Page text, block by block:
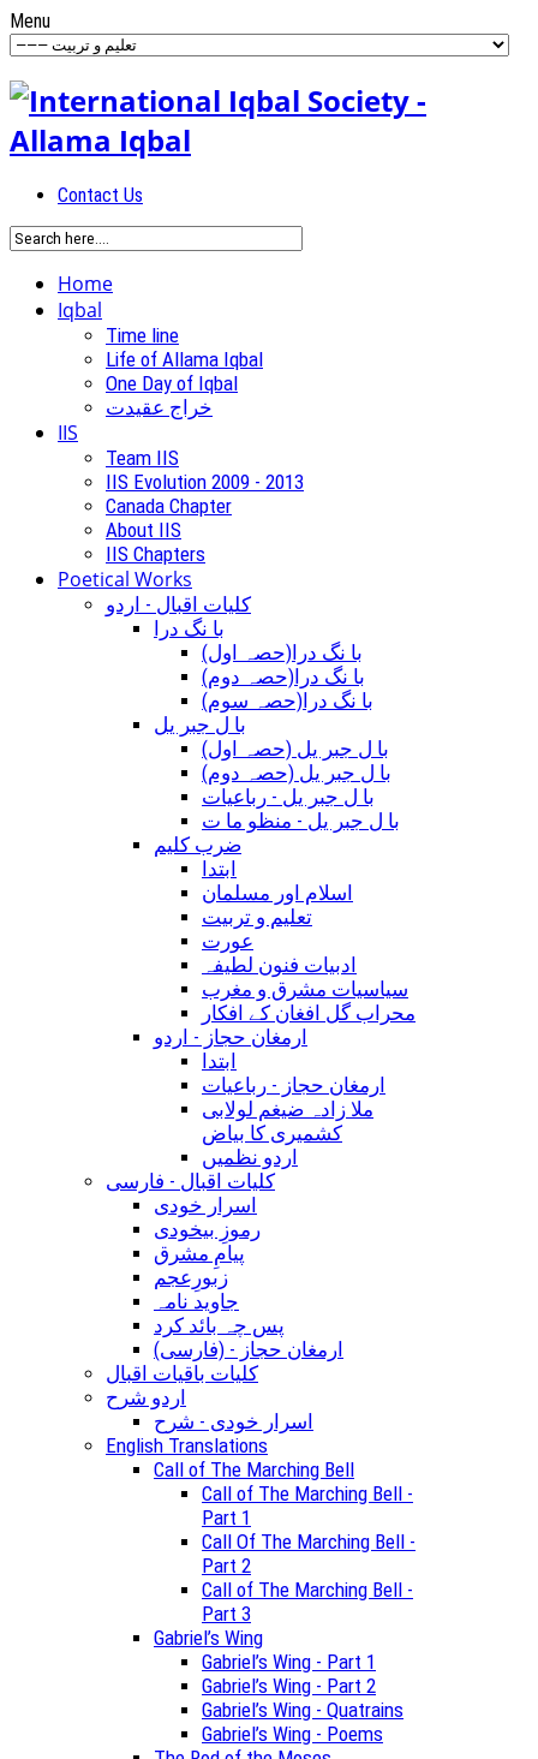
Menu
Contact Us
Home
Iqbal
Time line
Life of Allama Iqbal
One Day of Iqbal
خراج عقیدت
IIS
Team IIS
IIS Evolution 2009 - 2013
Canada Chapter
About IIS
IIS Chapters
Poetical Works
کلیات اقبال - اردو
با نگ درا
(با نگ درا(حصہ اول
(با نگ درا(حصہ دوم
(با نگ درا(حصہ سوم
با ل جبر یل
(با ل جبر یل (حصہ اول
(با ل جبر یل (حصہ دوم
با ل جبر یل - رباعيات
با ل جبر یل - منظو ما ت
ضرب کلیم
ابتدا
اسلام اور مسلمان
تعلیم و تربیت
عورت
ادبیات فنون لطیفہ
سیاسیات مشرق و مغرب
محراب گل افغان کے افکار
ارمغان حجاز - اردو
ابتدا
ارمغان حجاز - رباعیات
ملا زادہ ضیغم لولابی
کشمیری کا بیاض
اردو نظمیں
کلیات اقبال - فارسی
اسرار خودی
رموزِ بیخودی
پیامِ مشرق
زبورِعجم
جاوید نامہ
پس چہ بائد کرد
(ارمغان حجاز - (فارسی
کلیات باقیات اقبال
اردو شرح
اسرار خودی - شرح
English Translations
Call of The Marching Bell
Call of The Marching Bell -
Part 1
Call Of The Marching Bell -
Part 2
Call of The Marching Bell -
Part 3
Gabriel’s Wing
Gabriel’s Wing - Part 1
Gabriel’s Wing - Part 2
Gabriel’s Wing - Quatrains
Gabriel’s Wing - Poems